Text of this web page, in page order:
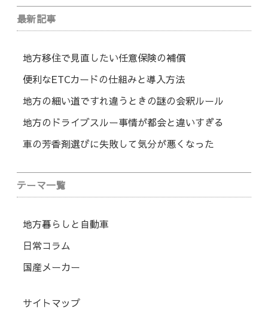
最新記事
地方移住で見直したい任意保険の補償
便利なETCカードの仕組みと導入方法
地方の細い道ですれ違うときの謎の会釈ルール
地方のドライブスルー事情が都会と違いすぎる
車の芳香剤選びに失敗して気分が悪くなった
テーマ一覧
地方暮らしと自動車
日常コラム
国産メーカー
サイトマップ